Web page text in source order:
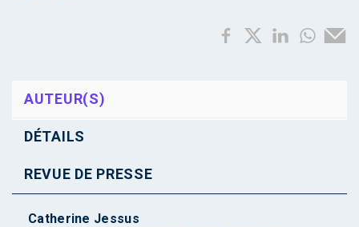
AUTEUR(S)
DÉTAILS
REVUE DE PRESSE
Catherine Jessus